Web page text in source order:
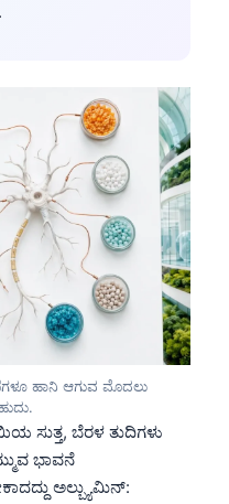
ಹಾನಿ ಆಗುವ ಮೊದಲು
ಸುತ್ತ, ಬೆರಳ ತುದಿಗಳು
ಭಾವನೆ
ಅಲ್ಬ್ಯುಮಿನ್: